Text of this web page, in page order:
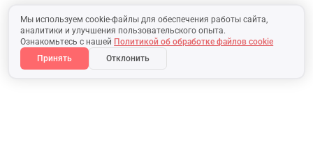
Мы используем cookie-файлы для обеспечения работы сайта,
аналитики и улучшения пользовательского опыта.
Ознакомьтесь с нашей Политикой об обработке файлов cookie
Принять
Отклонить